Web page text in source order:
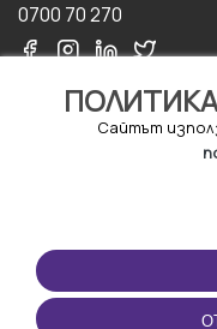
Сайтът
0700 70 270
ПОЛЗВАНЕ
Правила и условия за
ползване